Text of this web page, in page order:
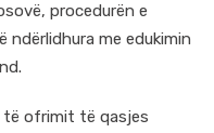
procedurën e
me edukimin
të ofrimit të qasjes